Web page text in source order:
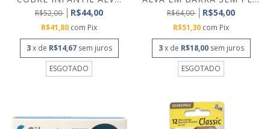
R$52,00 R$44,00
R$41,80 com Pix
3 x de R$14,67 sem juros
ESGOTADO
R$64,00 R$54,00
R$51,30 com Pix
3 x de R$18,00 sem juros
ESGOTADO